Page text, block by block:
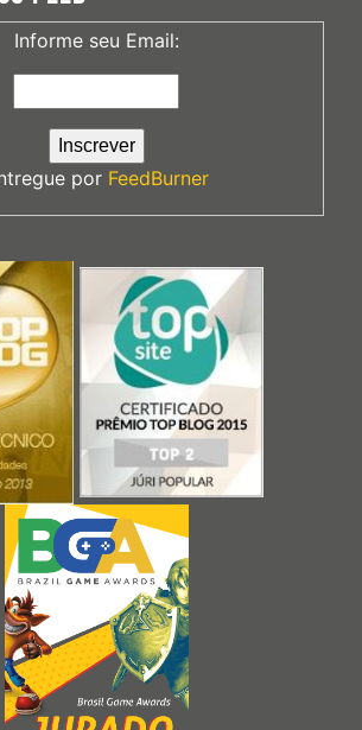
Informe seu Email:
por FeedBurner